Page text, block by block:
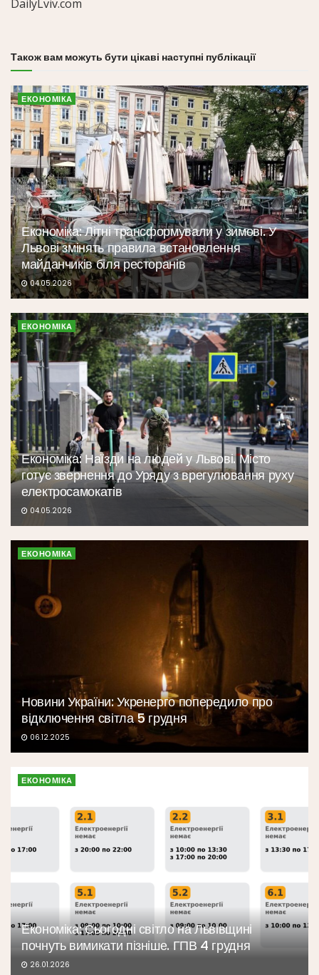
DailyLviv.com
Також вам можуть бути цікаві наступні публікації
ЕКОНОМІКА
Економіка: Літні трансформували у зимові. У
Львові змінять правила встановлення
майданчиків біля ресторанів
04.05.2026
ЕКОНОМІКА
Економіка: Наїзди на людей у Львові. Місто
готує звернення до Уряду з врегулювання руху
електросамокатів
04.05.2026
ЕКОНОМІКА
Новини України: Укренерго попередило про
відключення світла 5 грудня
06.12.2025
ЕКОНОМІКА
Економіка: Сьогодні світло на Львівщині
почнуть вимикати пізніше. ГПВ 4 грудня
26.01.2026